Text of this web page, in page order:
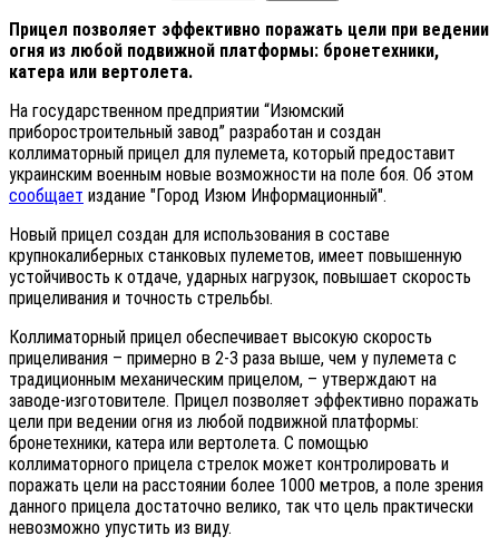
Прицел позволяет эффективно поражать цели при ведении
огня из любой подвижной платформы: бронетехники,
катера или вертолета.
На государственном предприятии “Изюмский
приборостроительный завод” разработан и создан
коллиматорный прицел для пулемета, который предоставит
украинским военным новые возможности на поле боя. Об этом
сообщает издание "Город Изюм Информационный".
Новый прицел создан для использования в составе
крупнокалиберных станковых пулеметов, имеет повышенную
устойчивость к отдаче, ударных нагрузок, повышает скорость
прицеливания и точность стрельбы.
Коллиматорный прицел обеспечивает высокую скорость
прицеливания – примерно в 2-3 раза выше, чем у пулемета с
традиционным механическим прицелом, – утверждают на
заводе-изготовителе. Прицел позволяет эффективно поражать
цели при ведении огня из любой подвижной платформы:
бронетехники, катера или вертолета. С помощью
коллиматорного прицела стрелок может контролировать и
поражать цели на расстоянии более 1000 метров, а поле зрения
данного прицела достаточно велико, так что цель практически
невозможно упустить из виду.